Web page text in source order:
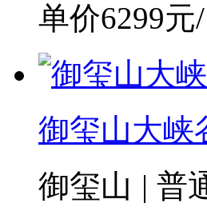
单价6299元
御玺山大峡
御玺山 | 普